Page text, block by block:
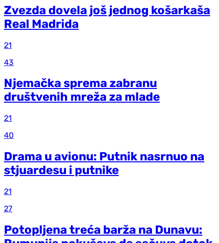
Zvezda dovela još jednog košarkaša
Real Madrida
21
43
Njemačka sprema zabranu
društvenih mreža za mlade
21
40
Drama u avionu: Putnik nasrnuo na
stjuardesu i putnike
21
27
Potopljena treća barža na Dunavu: